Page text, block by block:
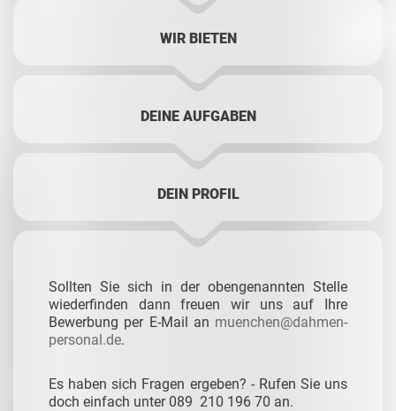
WIR BIETEN
DEINE AUFGABEN
DEIN PROFIL
Sollten Sie sich in der obengenannten Stelle
wiederfinden dann freuen wir uns auf Ihre
Bewerbung per E-Mail an muenchen@dahmen-
personal.de.
Es haben sich Fragen ergeben? - Rufen Sie uns
doch einfach unter 089 210 196 70 an.